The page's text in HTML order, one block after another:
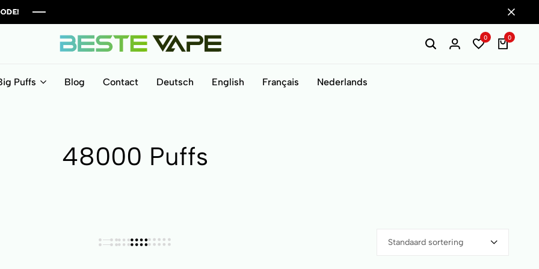
0 0
Puffs Blog Contact Deutsch English Français Nederlands
48000 Puffs
Standaard sortering